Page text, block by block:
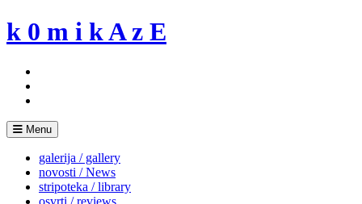
Skip
to
k 0 m i k A z E
Menu
galerija / gallery
novosti / News
stripoteka / library
osvrti / reviews